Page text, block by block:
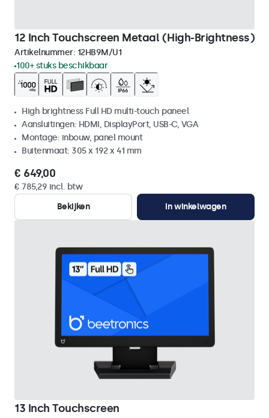
12 Inch Touchscreen Metaal (High-Brightness)
Artikelnummer: 12HB9M/U1
100+ stuks beschikbaar
High brightness Full HD multi-touch paneel
Aansluitingen: HDMI, DisplayPort, USB-C, VGA
Montage: inbouw, panel mount
Buitenmaat: 305 x 192 x 41 mm
€ 649,00
€ 785,29 incl. btw
Bekijken
In winkelwagen
13 Inch Touchscreen